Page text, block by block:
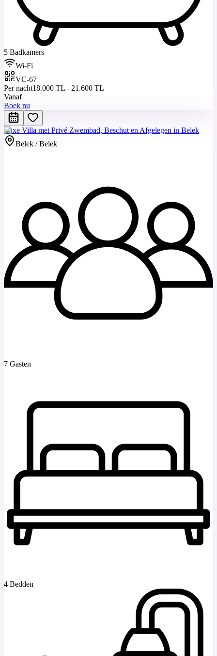
5 Badkamers
Wi-Fi
VC-67
Per nacht18.000 TL - 21.600 TL
Vanaf
Boek nu
Luxe Villa met Privé Zwembad, Beschut en Afgelegen in Belek
Belek / Belek
7 Gasten
4 Bedden